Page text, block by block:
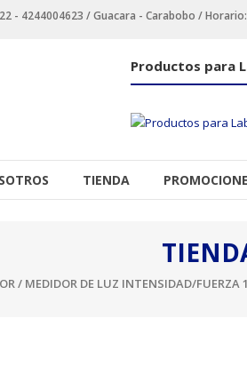
- 4244004623 / Guacara - Carabobo /
Productos para
TIENDA
/ MEDIDOR DE LUZ INTENSIDAD/